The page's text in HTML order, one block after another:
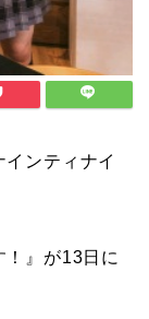
インティナイ
』が13日に